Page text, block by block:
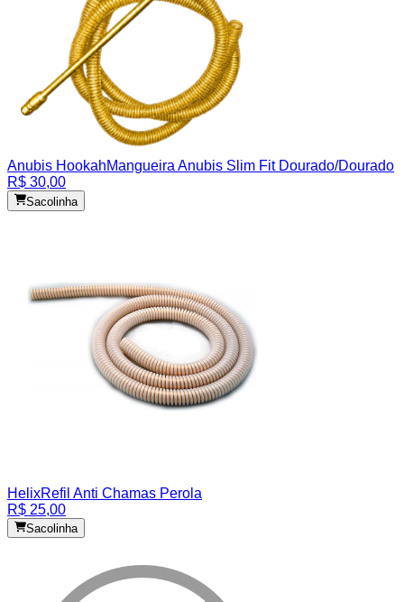
Anubis HookahMangueira Anubis Slim Fit Dourado/Dourado
R$ 30,00
Sacolinha
HelixRefil Anti Chamas Perola
R$ 25,00
Sacolinha